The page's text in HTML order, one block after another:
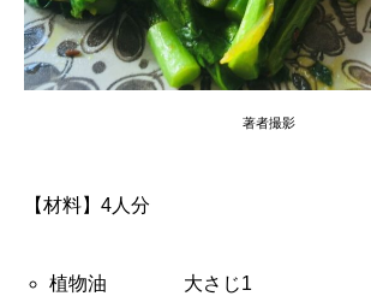
著者撮影
【材料】4人分
植物油 大さじ1